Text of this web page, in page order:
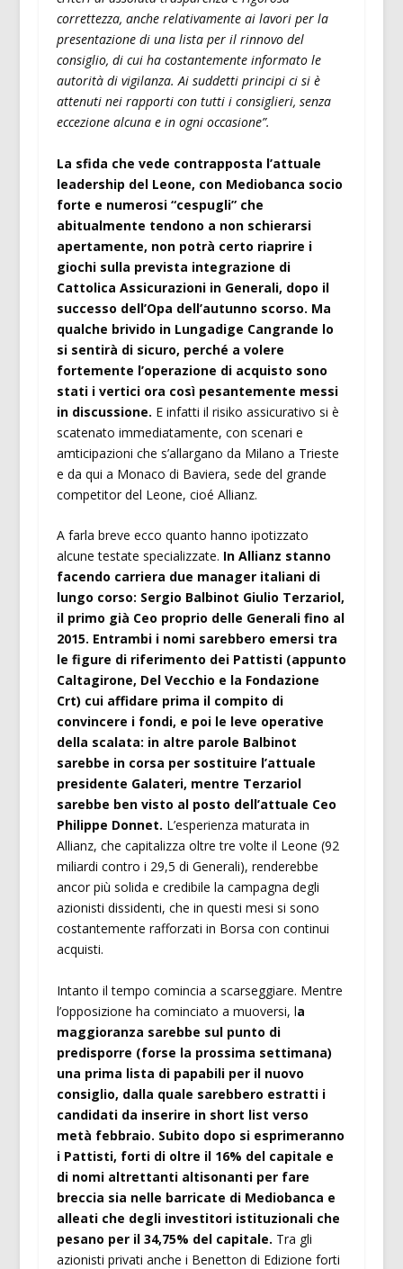
correttezza, anche relativamente ai lavori per la
presentazione di una lista per il rinnovo del
consiglio, di cui ha costantemente informato le
autorità di vigilanza. Ai suddetti principi ci si è
attenuti nei rapporti con tutti i consiglieri, senza
eccezione alcuna e in ogni occasione”.
La sfida che vede contrapposta l’attuale
leadership del Leone, con Mediobanca socio
forte e numerosi “cespugli” che
abitualmente tendono a non schierarsi
apertamente, non potrà certo riaprire i
giochi sulla prevista integrazione di
Cattolica Assicurazioni in Generali, dopo il
successo dell’Opa dell’autunno scorso. Ma
qualche brivido in Lungadige Cangrande lo
si sentirà di sicuro, perché a volere
fortemente l’operazione di acquisto sono
stati i vertici ora così pesantemente messi
in discussione. E infatti il risiko assicurativo si è
scatenato immediatamente, con scenari e
amticipazioni che s’allargano da Milano a Trieste
e da qui a Monaco di Baviera, sede del grande
competitor del Leone, cioé Allianz.
A farla breve ecco quanto hanno ipotizzato
alcune testate specializzate. In Allianz stanno
facendo carriera due manager italiani di
lungo corso: Sergio Balbinot Giulio Terzariol,
il primo già Ceo proprio delle Generali fino al
2015. Entrambi i nomi sarebbero emersi tra
le figure di riferimento dei Pattisti (appunto
Caltagirone, Del Vecchio e la Fondazione
Crt) cui affidare prima il compito di
convincere i fondi, e poi le leve operative
della scalata: in altre parole Balbinot
sarebbe in corsa per sostituire l’attuale
presidente Galateri, mentre Terzariol
sarebbe ben visto al posto dell’attuale Ceo
Philippe Donnet. L’esperienza maturata in
Allianz, che capitalizza oltre tre volte il Leone (92
miliardi contro i 29,5 di Generali), renderebbe
ancor più solida e credibile la campagna degli
azionisti dissidenti, che in questi mesi si sono
costantemente rafforzati in Borsa con continui
acquisti.
Intanto il tempo comincia a scarseggiare. Mentre
l’opposizione ha cominciato a muoversi, la
maggioranza sarebbe sul punto di
predisporre (forse la prossima settimana)
una prima lista di papabili per il nuovo
consiglio, dalla quale sarebbero estratti i
candidati da inserire in short list verso
metà febbraio. Subito dopo si esprimeranno
i Pattisti, forti di oltre il 16% del capitale e
di nomi altrettanti altisonanti per fare
breccia sia nelle barricate di Mediobanca e
alleati che degli investitori istituzionali che
pesano per il 34,75% del capitale. Tra gli
azionisti privati anche i Benetton di Edizione forti